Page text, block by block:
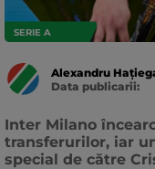
SERIE A
Alexandru
Data publicarii:
Inter Milano
transferurilor, iar
special de către